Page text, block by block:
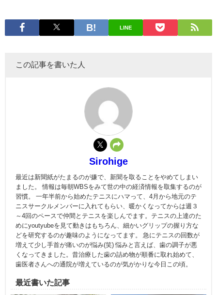
LINE
この記事を書いた人
Sirohige
最近は新聞紙がたまるのが嫌で、新聞を取ることをやめてしまい
ました。 情報は毎朝WBSをみて世の中の経済情報を取集するのが
習慣。 一年半前から始めたテニスにハマって、4月から地元のテ
ニスサークルメンバーに入れてもらい、暖かくなってからは週３
～4回のペースで仲間とテニスを楽しんでます。テニスの上達のた
めにyoutyubeを見て動きはもちろん、細かいグリップの握り方な
どを研究するのが趣味のようになってます。 急にテニスの回数が
増えて少し手首が痛いのが悩み(笑) 悩みと言えば、歯の調子が悪
くなってきました。昔治療した歯の詰め物が順番に取れ始めて、
歯医者さんへの通院が増えているのが気がかりな今日この頃。
最近書いた記事